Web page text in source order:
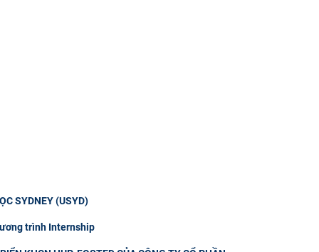
SYDNEY (USYD)
trình Internship